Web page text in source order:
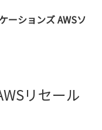
ーションズ AWSソ
リセール